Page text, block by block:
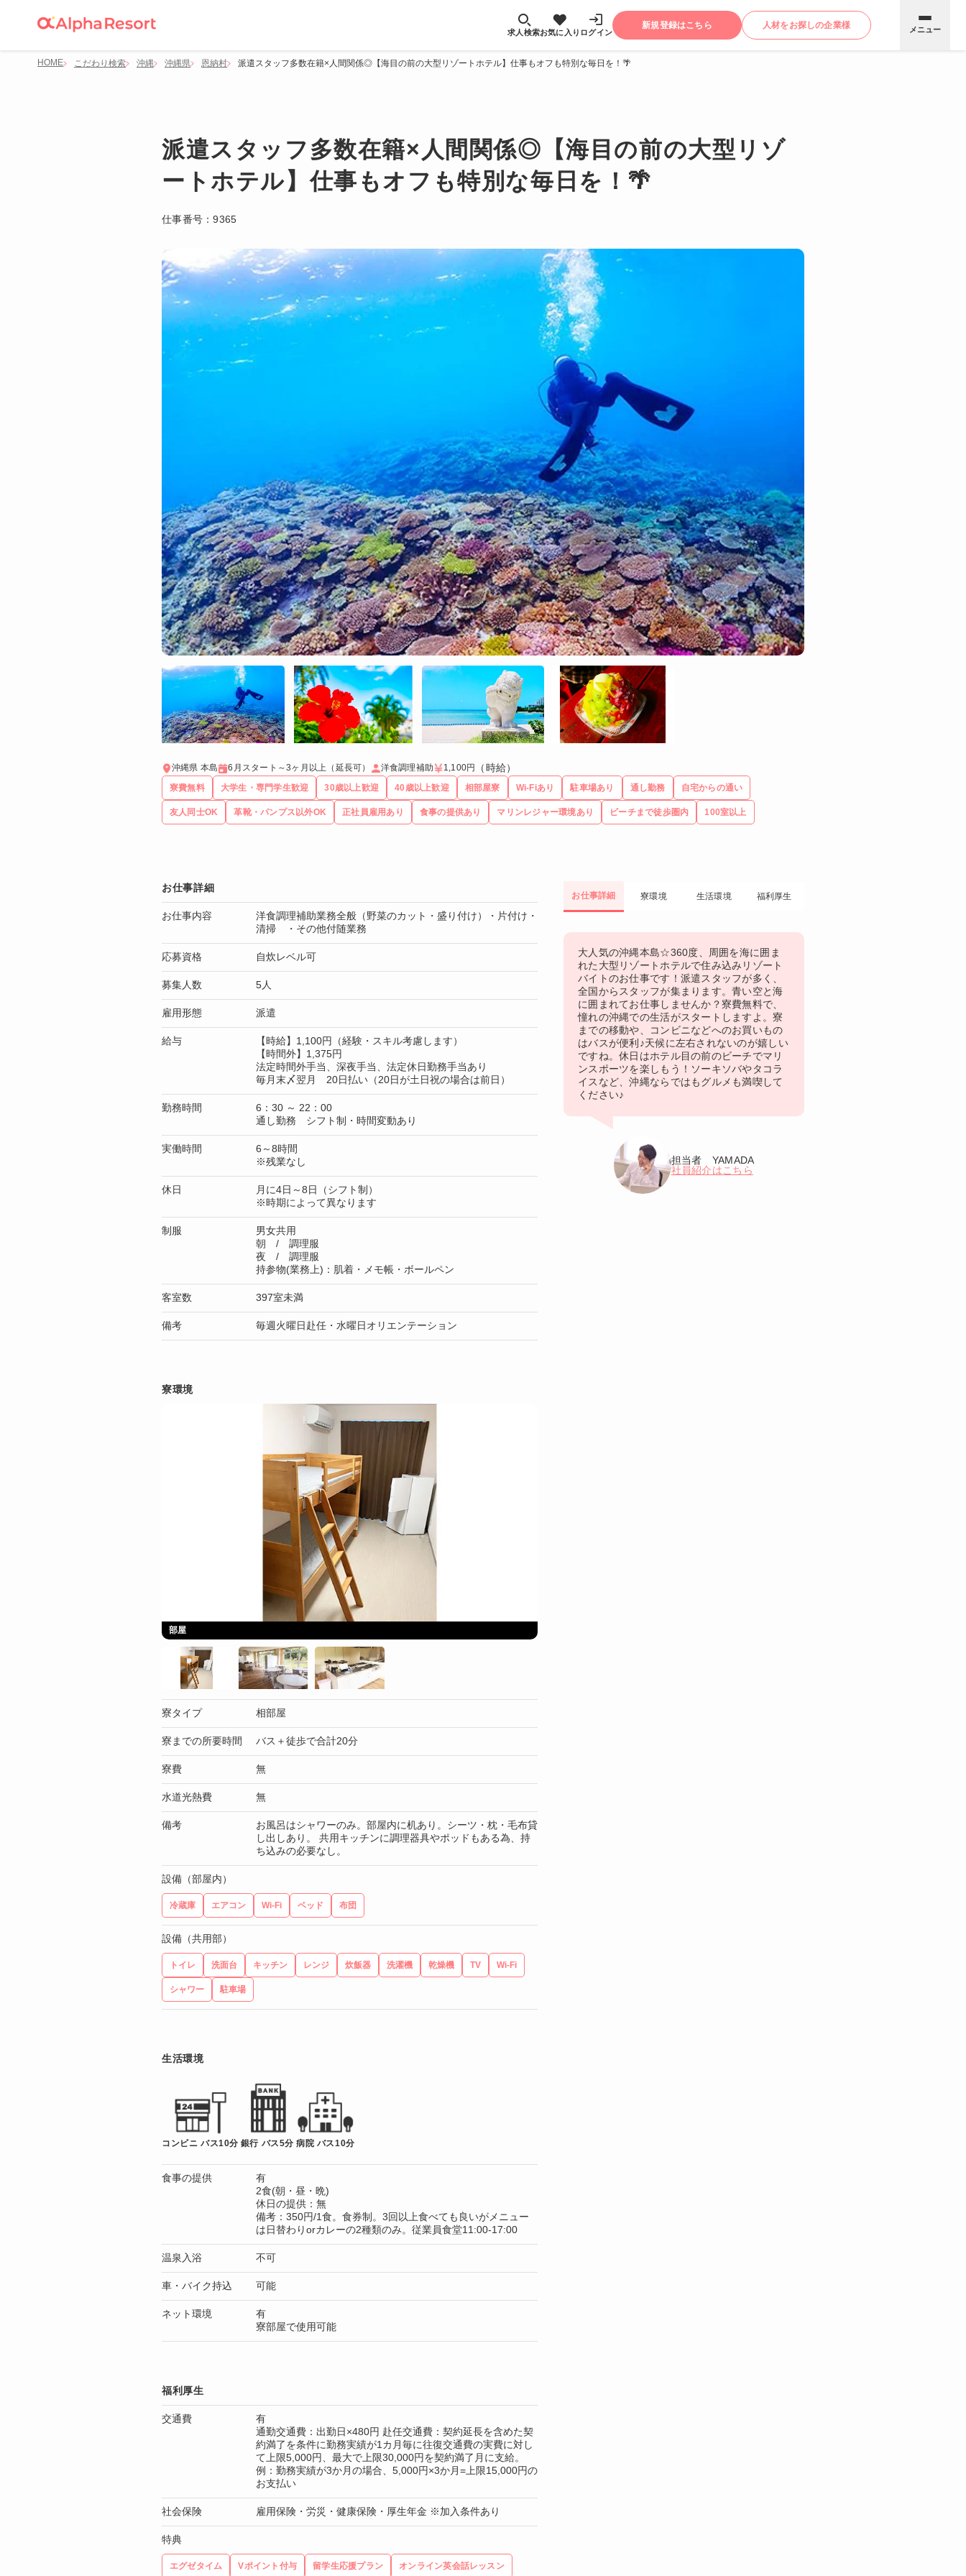
求人検索お気に入り ログイン
新規登録はこちら 人材をお探しの企業様 メニュー
HOME こだわり検索 沖縄 沖縄県 恩納村 派遣スタッフ多数在籍×人間関係◎【海目の前の大型リゾートホテル】仕事もオフも特別な毎日を！🌴
派遣スタッフ多数在籍×人間関係◎【海目の前の大型リゾ
ートホテル】仕事もオフも特別な毎日を！🌴
仕事番号：9365
沖縄県 本島 6月スタート～3ヶ月以上（延長可） 洋食調理補助 1,100円 （時給）
寮費無料 大学生・専門学生歓迎 30歳以上歓迎 40歳以上歓迎 相部屋寮 Wi-Fiあり 駐車場あり 通し勤務 自宅からの通い
友人同士OK 革靴・パンプス以外OK 正社員雇用あり 食事の提供あり マリンレジャー環境あり ビーチまで徒歩圏内 100室以上
お仕事詳細 寮環境 生活環境 福利厚生
大人気の沖縄本島☆360度、周囲を海に囲ま
れた大型リゾートホテルで住み込みリゾート
バイトのお仕事です！派遣スタッフが多く、
全国からスタッフが集まります。青い空と海
に囲まれてお仕事しませんか？寮費無料で、
憧れの沖縄での生活がスタートしますよ。寮
までの移動や、コンビニなどへのお買いもの
はバスが便利♪天候に左右されないのが嬉しい
ですね。休日はホテル目の前のビーチでマリ
ンスポーツを楽しもう！ソーキソバやタコラ
イスなど、沖縄ならではもグルメも満喫して
ください♪
担当者 YAMADA
社員紹介はこちら
お仕事詳細
お仕事内容
洋食調理補助業務全般（野菜のカット・盛り付け）・片付け・
清掃 ・その他付随業務
応募資格 自炊レベル可
募集人数 5人
雇用形態 派遣
給与
【時給】1,100円（経験・スキル考慮します）
【時間外】1,375円
法定時間外手当、深夜手当、法定休日勤務手当あり
毎月末〆翌月 20日払い（20日が土日祝の場合は前日）
勤務時間
6：30 ～ 22：00
通し勤務 シフト制・時間変動あり
実働時間
6～8時間
※残業なし
休日
月に4日～8日（シフト制）
※時期によって異なります
制服
男女共用
朝 / 調理服
夜 / 調理服
持参物(業務上)：肌着・メモ帳・ボールペン
客室数 397室未満
備考 毎週火曜日赴任・水曜日オリエンテーション
寮環境
部屋
寮タイプ 相部屋
寮までの所要時間 バス＋徒歩で合計20分
寮費 無
水道光熱費 無
備考
お風呂はシャワーのみ。部屋内に机あり。シーツ・枕・毛布貸
し出しあり。 共用キッチンに調理器具やポッドもある為、持
ち込みの必要なし。
設備（部屋内）
冷蔵庫 エアコン Wi-Fi ベッド 布団
設備（共用部）
トイレ 洗面台 キッチン レンジ 炊飯器 洗濯機 乾燥機 TV Wi-Fi
シャワー 駐車場
生活環境
コンビニ バス10分 銀行 バス5分 病院 バス10分
食事の提供
有
2食(朝・昼・晩)
休日の提供：無
備考：350円/1食。食券制。3回以上食べても良いがメニュー
は日替わりorカレーの2種類のみ。従業員食堂11:00-17:00
温泉入浴 不可
車・バイク持込 可能
ネット環境
有
寮部屋で使用可能
福利厚生
交通費
有
通勤交通費：出勤日×480円 赴任交通費：契約延長を含めた契
約満了を条件に勤務実績が1カ月毎に往復交通費の実費に対し
て上限5,000円、最大で上限30,000円を契約満了月に支給。
例：勤務実績が3か月の場合、5,000円×3か月=上限15,000円の
お支払い
社会保険 雇用保険・労災・健康保険・厚生年金 ※加入条件あり
特典
エグゼタイム Vポイント付与 留学生応援プラン オンライン英会話レッスン